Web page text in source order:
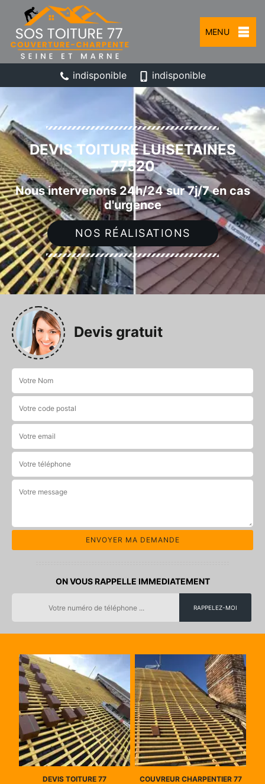
MENU
indisponible indisponible
DEVIS TOITURE LUISETAINES
77520
Nous intervenons 24h/24 sur 7j/7 en cas
d'urgence
NOS RÉALISATIONS
Devis gratuit
ON VOUS RAPPELLE IMMEDIATEMENT
DEVIS TOITURE 77 COUVREUR CHARPENTIER 77